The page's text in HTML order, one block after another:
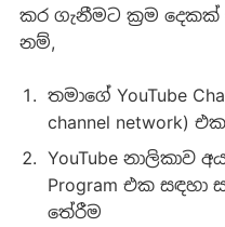
කර ගැනීමට ක්‍රම දෙකක්
නම්,
තමාගේ YouTube
channel network)
YouTube නාලිකාව
Program එක
තේරීම